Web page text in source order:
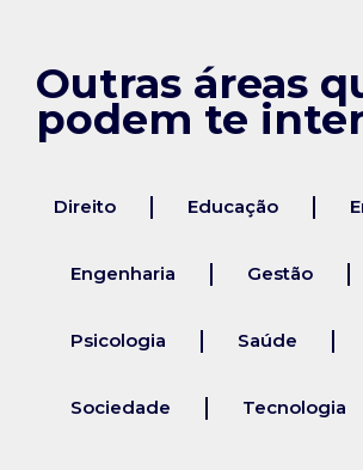
Outras áreas
podem te
Direito Educação
Engenharia Gestão
Psicologia Saúde
Sociedade Tecnologia